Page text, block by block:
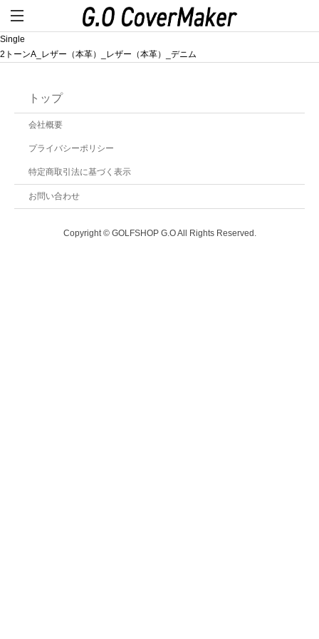
Single
2トーンA_レザー（本革）_レザー（本革）_デニム
トップ
会社概要
プライバシーポリシー
特定商取引法に基づく表示
お問い合わせ
Copyright © GOLFSHOP G.O All Rights Reserved.